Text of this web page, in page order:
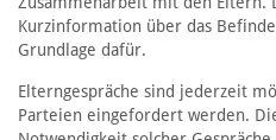
Kurzinformation über das
Grundlage dafür.
Elterngespräche sind jederzeit
Parteien eingefordert werden.